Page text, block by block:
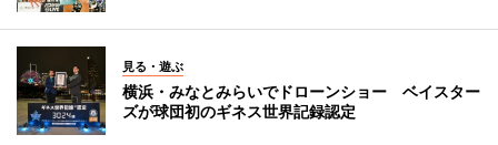
見る・遊ぶ
横浜・みなとみらいでドローンショー ベイスター
ズが球団初のギネス世界記録認定